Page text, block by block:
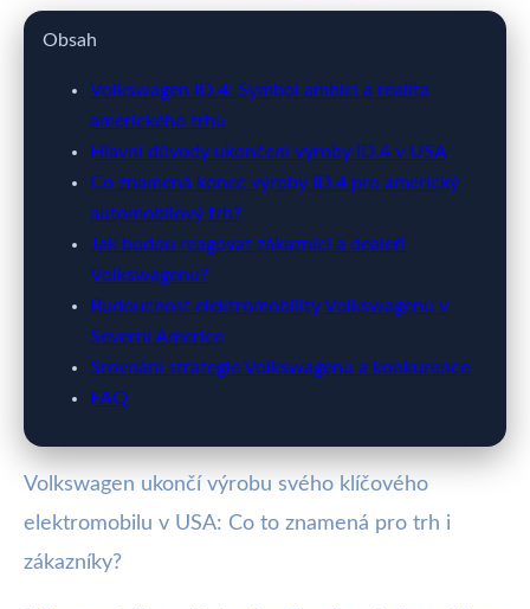
webya.cz
Volkswagen Ukončuje Výrobu
ID.4 v USA: Důsledky pro Trh a
Zákazníky
Obsah
Volkswagen ID.4: Symbol ambicí a realita
amerického trhu
Hlavní důvody ukončení výroby ID.4 v USA
Co znamená konec výroby ID.4 pro americký
automobilový trh?
Jak budou reagovat zákazníci a dealeři
Volkswagenu?
Budoucnost elektromobility Volkswagenu v
Severní Americe
Srovnání strategie Volkswagenu a konkurence
FAQ
Volkswagen ukončí výrobu svého klíčového
elektromobilu v USA: Co to znamená pro trh i
zákazníky?